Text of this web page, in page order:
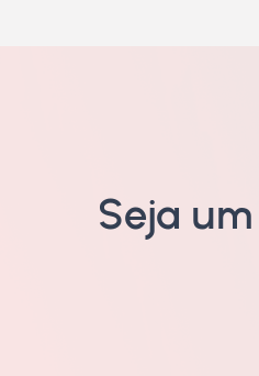
Seja